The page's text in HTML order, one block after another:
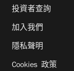
投資者查詢
加入我們
隱私聲明
Cookies 政策